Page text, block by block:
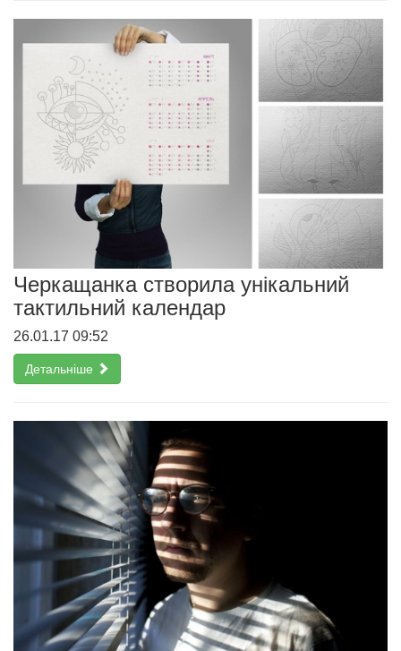
Черкащанка створила унікальний
тактильний календар
26.01.17 09:52
Детальніше